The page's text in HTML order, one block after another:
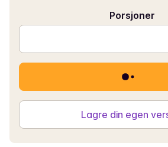
Porsjoner
Lagre din egen